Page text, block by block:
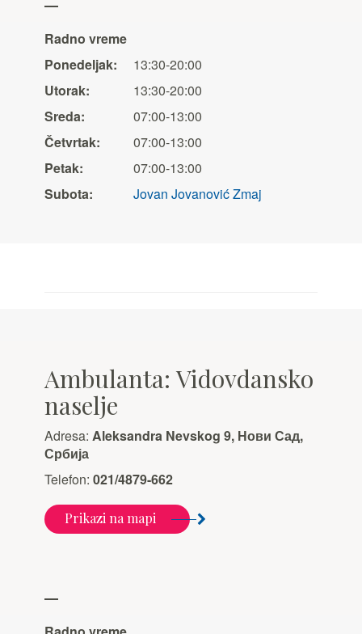
Radno vreme
Ponedeljak:
13:30-20:00
Utorak:
13:30-20:00
Sreda:
07:00-13:00
Četvrtak:
07:00-13:00
Petak:
07:00-13:00
Subota:
Jovan Jovanović Zmaj
Ambulanta: Vidovdansko
naselje
Adresa: Aleksandra Nevskog 9, Нови Сад,
Србија
Telefon: 021/4879-662
Prikazi na mapi